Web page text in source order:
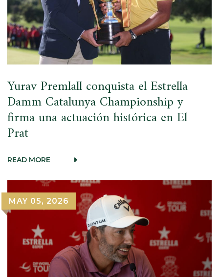
Yurav Premlall conquista el Estrella
Damm Catalunya Championship y
firma una actuación histórica en El
Prat
READ MORE YURAV
ESTRELLA
DAMM
CATALUNYA
CHAMPIONSHIP
FIRMA
UNA
ACTUACIÓN
HISTÓRICA
MAY 05, 2026